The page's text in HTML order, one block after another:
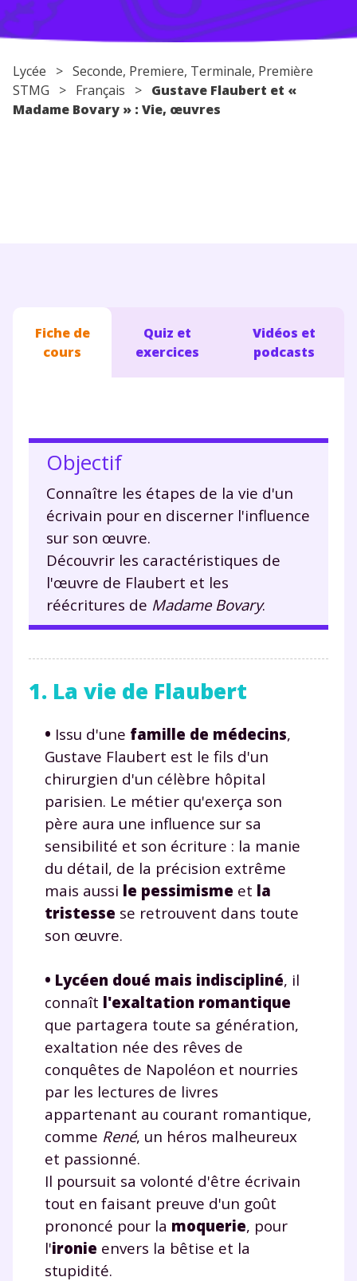
Conseils pour les parents
Lycée > Seconde, Premiere, Terminale, Première
STMG > Français > Gustave Flaubert et «
Madame Bovary » : Vie, œuvres
Fiche de
cours
Quiz et
exercices
Vidéos et
podcasts
Objectif
Connaître les étapes de la vie d'un
écrivain pour en discerner l'influence
sur son œuvre.
Découvrir les caractéristiques de
l'œuvre de Flaubert et les
réécritures de Madame Bovary.
1. La vie de Flaubert
• Issu d'une famille de médecins,
Gustave Flaubert est le fils d'un
chirurgien d'un célèbre hôpital
parisien. Le métier qu'exerça son
père aura une influence sur sa
sensibilité et son écriture : la manie
du détail, de la précision extrême
mais aussi le pessimisme et la
tristesse se retrouvent dans toute
son œuvre.
• Lycéen doué mais indiscipliné, il
connaît l'exaltation romantique
que partagera toute sa génération,
exaltation née des rêves de
conquêtes de Napoléon et nourries
par les lectures de livres
appartenant au courant romantique,
comme René, un héros malheureux
et passionné.
Il poursuit sa volonté d'être écrivain
tout en faisant preuve d'un goût
prononcé pour la moquerie, pour
l'ironie envers la bêtise et la
stupidité.